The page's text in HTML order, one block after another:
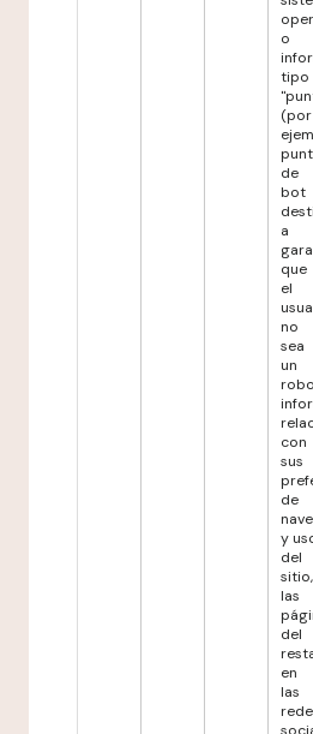
o
tipo
(por
de
bot
a
que
el
no
sea
un
con
sus
de
y
del
sitio,
las
del
en
las